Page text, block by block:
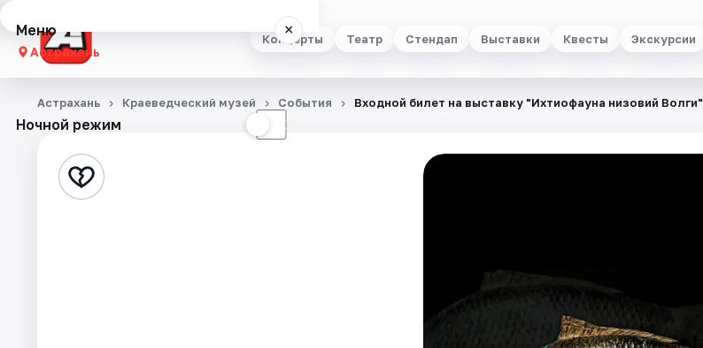
Концерты Театр Стендап Выставки Квесты Экскурсии
Меню ×
Астрахань
Концерты
Стендап
Ночной режим ☾
Астрахань Краеведческий музей События Входной билет на выставку "Ихтиофауна низовий Волги"